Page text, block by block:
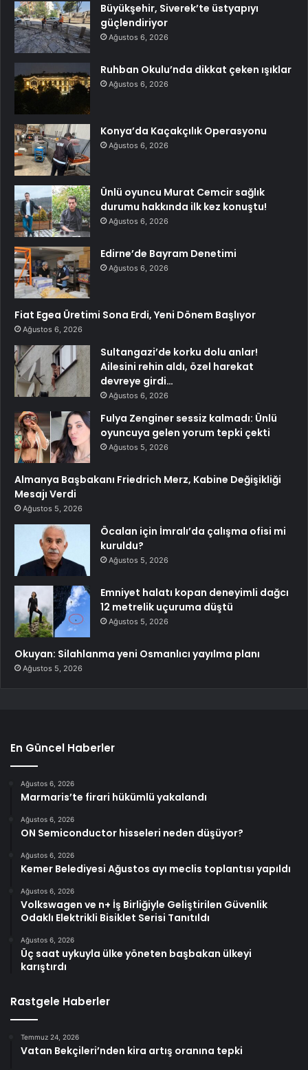
Büyükşehir, Siverek’te üstyapıyı
güçlendiriyor
Ağustos 6, 2026
Ruhban Okulu’nda dikkat çeken ışıklar
Ağustos 6, 2026
Konya’da Kaçakçılık Operasyonu
Ağustos 6, 2026
Ünlü oyuncu Murat Cemcir sağlık
durumu hakkında ilk kez konuştu!
Ağustos 6, 2026
Edirne’de Bayram Denetimi
Ağustos 6, 2026
Fiat Egea Üretimi Sona Erdi, Yeni Dönem Başlıyor
Ağustos 6, 2026
Sultangazi’de korku dolu anlar!
Ailesini rehin aldı, özel harekat
devreye girdi…
Ağustos 6, 2026
Fulya Zenginer sessiz kalmadı: Ünlü
oyuncuya gelen yorum tepki çekti
Ağustos 5, 2026
Almanya Başbakanı Friedrich Merz, Kabine Değişikliği
Mesajı Verdi
Ağustos 5, 2026
Öcalan için İmralı’da çalışma ofisi mi
kuruldu?
Ağustos 5, 2026
Emniyet halatı kopan deneyimli dağcı
12 metrelik uçuruma düştü
Ağustos 5, 2026
Okuyan: Silahlanma yeni Osmanlıcı yayılma planı
Ağustos 5, 2026
En Güncel Haberler
Ağustos 6, 2026
Marmaris’te firari hükümlü yakalandı
Ağustos 6, 2026
ON Semiconductor hisseleri neden düşüyor?
Ağustos 6, 2026
Kemer Belediyesi Ağustos ayı meclis toplantısı yapıldı
Ağustos 6, 2026
Volkswagen ve n+ İş Birliğiyle Geliştirilen Güvenlik
Odaklı Elektrikli Bisiklet Serisi Tanıtıldı
Ağustos 6, 2026
Üç saat uykuyla ülke yöneten başbakan ülkeyi
karıştırdı
Rastgele Haberler
Temmuz 24, 2026
Vatan Bekçileri’nden kira artış oranına tepki